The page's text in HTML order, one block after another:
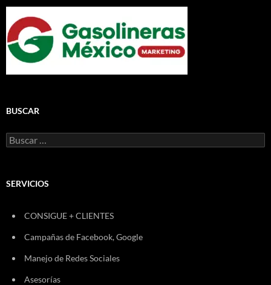
BUSCAR
Buscar:
SERVICIOS
CONSIGUE + CLIENTES
Campañas de Facebook, Google
Manejo de Redes Sociales
Asesorías